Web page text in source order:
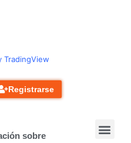
TradingView
Registrarse
sobre